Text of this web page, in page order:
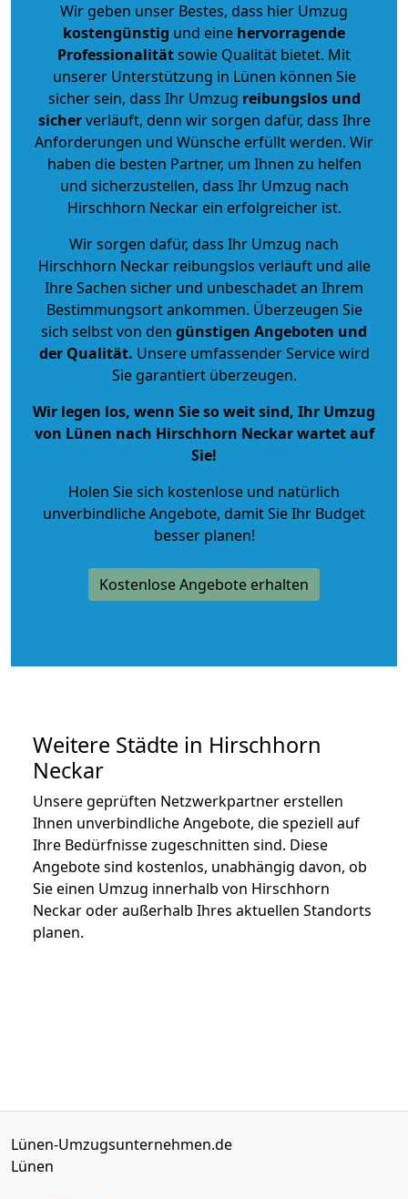
Wir geben unser Bestes, dass hier Umzug
kostengünstig und eine hervorragende
Professionalitätsowie Qualität bietet. Mit
unserer Unterstützung in Lünen können Sie
sicher sein, dass Ihr Umzug reibungslos und
sicherverläuft, denn wir sorgen dafür, dass Ihre
Anforderungen und Wünsche erfüllt werden. Wir
haben die besten Partner, um Ihnen zu helfen
und sicherzustellen, dass Ihr Umzug nach
Hirschhorn Neckar ein erfolgreicher ist.
Wir sorgen dafür, dass Ihr Umzug nach
Hirschhorn Neckar reibungslos verläuft und alle
Ihre Sachen sicher und unbeschadet an Ihrem
Bestimmungsort ankommen. Überzeugen Sie
sich selbst von den günstigen Angeboten und
der Qualität. Unsere umfassender Service wird
Sie garantiert überzeugen.
Wir legen los, wenn Sie so weit sind, Ihr Umzug
von Lünen nach Hirschhorn Neckar wartet auf
Sie!
Holen Sie sich kostenlose und natürlich
unverbindliche Angebote, damit Sie Ihr Budget
besser planen!
Kostenlose Angebote erhalten
Weitere Städte in Hirschhorn
Neckar
Unsere geprüften Netzwerkpartner erstellen
Ihnen unverbindliche Angebote, die speziell auf
Ihre Bedürfnisse zugeschnitten sind. Diese
Angebote sind kostenlos, unabhängig davon, ob
Sie einen Umzug innerhalb von Hirschhorn
Neckar oder außerhalb Ihres aktuellen Standorts
planen.
Lünen-Umzugsunternehmen.de
Lünen